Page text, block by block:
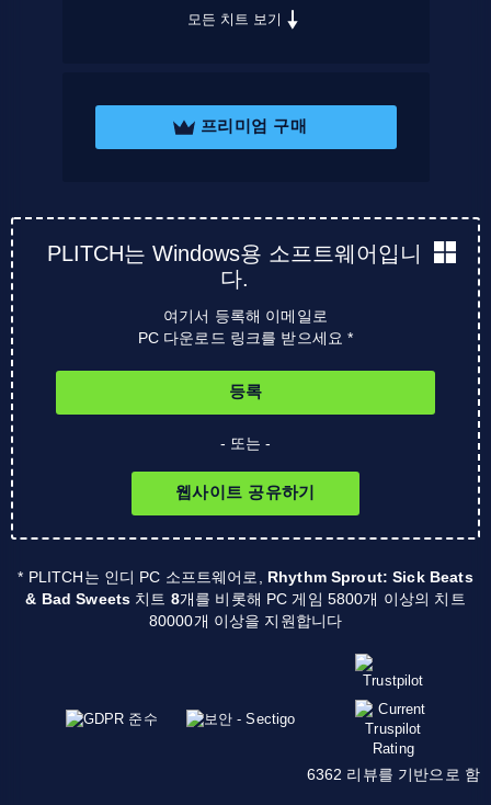
모든 치트 보기
프리미엄 구매
PLITCH는 Windows용 소프트웨어입니
다.
여기서 등록해 이메일로
PC 다운로드 링크를 받으세요 *
등록
- 또는 -
웹사이트 공유하기
* PLITCH는 인디 PC 소프트웨어로, Rhythm Sprout: Sick Beats
& Bad Sweets 치트 8개를 비롯해 PC 게임 5800개 이상의 치트
80000개 이상을 지원합니다
6362 리뷰를 기반으로 함